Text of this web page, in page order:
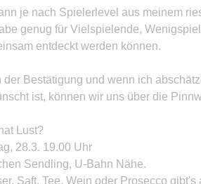
je nach Spielerlevel aus meinem
genug für Vielspielende,
entdeckt werden können.
der Bestätigung und wenn ich
ist, können wir uns über die
Lust?
28.3. 19.00 Uhr
Sendling, U-Bahn Nähe.
Saft, Tee, Wein oder Prosecco